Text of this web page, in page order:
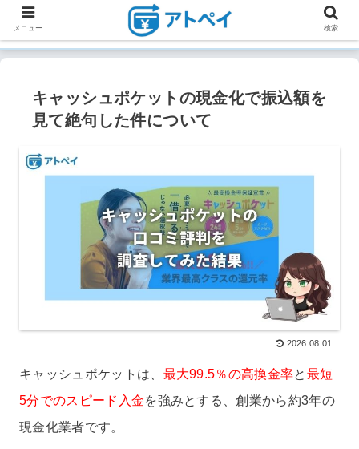
キャッシュポケットの現金化で振込額を
見て絶句した件について
2026.08.01
キャッシュポケットは、 最大99.5％の高換金率と 最短
5分でのスピード入金を強みとする、創業から約3年の
現金化業者です。
メニュー 検索